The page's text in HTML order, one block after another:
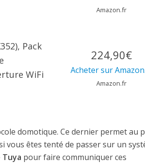
Amazon.fr
Pack
WiFi
224,90€
Acheter sur
Amazon.fr
domotique. Ce dernier permet au
vous êtes tenté de passer sur un
pour faire communiquer ces